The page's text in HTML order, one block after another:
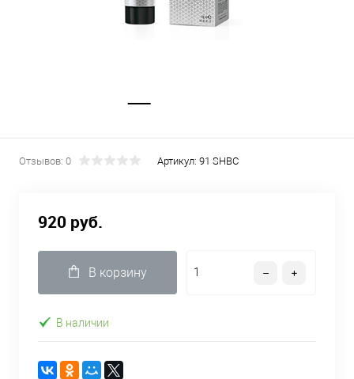
Отзывов: 0 Артикул: 91 SHBC
920 руб.
В корзину
В наличии